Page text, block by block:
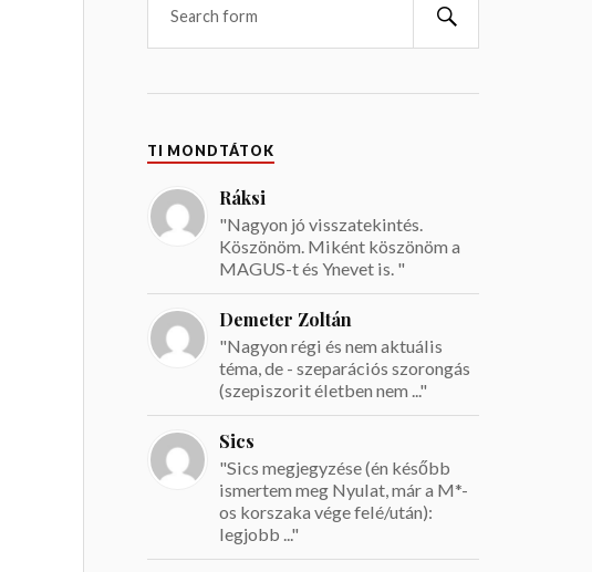
TI MONDTÁTOK
Ráksi
"Nagyon jó visszatekintés.
Köszönöm. Miként köszönöm a
MAGUS-t és Ynevet is. "
Demeter Zoltán
"Nagyon régi és nem aktuális
téma, de - szeparációs szorongás
(szepiszorit életben nem ..."
Sics
"Sics megjegyzése (én később
ismertem meg Nyulat, már a M*-
os korszaka vége felé/után):
legjobb ..."